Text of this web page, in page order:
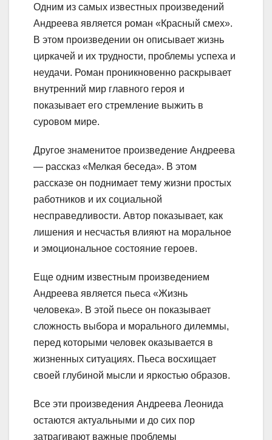
Одним из самых известных произведений
Андреева является роман «Красный смех».
В этом произведении он описывает жизнь
циркачей и их трудности, проблемы успеха и
неудачи. Роман проникновенно раскрывает
внутренний мир главного героя и
показывает его стремление выжить в
суровом мире.
Другое знаменитое произведение Андреева
— рассказ «Мелкая беседа». В этом
рассказе он поднимает тему жизни простых
работников и их социальной
несправедливости. Автор показывает, как
лишения и несчастья влияют на моральное
и эмоциональное состояние героев.
Еще одним известным произведением
Андреева является пьеса «Жизнь
человека». В этой пьесе он показывает
сложность выбора и морального дилеммы,
перед которыми человек оказывается в
жизненных ситуациях. Пьеса восхищает
своей глубиной мысли и яркостью образов.
Все эти произведения Андреева Леонида
остаются актуальными и до сих пор
затрагивают важные проблемы